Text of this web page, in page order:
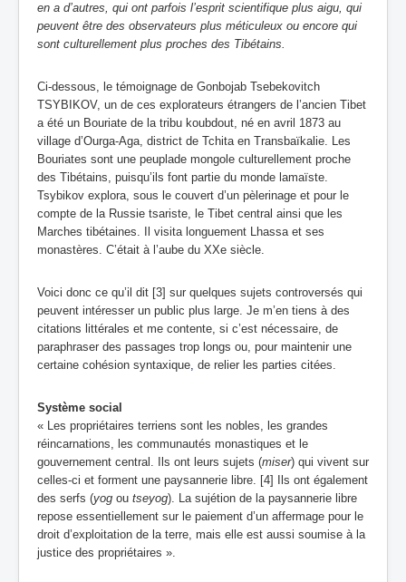
en a d’autres, qui ont parfois l’esprit scientifique plus aigu, qui
peuvent être des observateurs plus méticuleux ou encore qui
sont culturellement plus proches des Tibétains.
Ci-dessous, l e témoignage de Gonbojab Tsebekovitch
TSYBIKOV, un de ces explorateurs étrangers de l’ancien Tibet
a été un Bouriate de la tribu koubdout, né en avril 1873 au
village d’Ourga-Aga, district de Tchita en Transbaïkalie. Les
Bouriates sont une peuplade mongole culturellement proche
des Tibétains, puisqu’ils font partie du monde lamaïste.
Tsybikov explora, sous le couvert d’un pèlerinage et pour le
compte de la Russie tsariste, le Tibet central ainsi que les
Marches tibétaines. Il visita longuement Lhassa et ses
monastères. C’était à l’aube du XXe siècle.
Voici donc ce qu’il dit [3] sur quelques sujets controversés qui
peuvent intéresser un public plus large. Je m’en tiens à des
citations littérales et me contente, si c’est nécessaire, de
paraphraser des passages trop longs ou, pour maintenir une
certaine cohésion syntaxique, de relier les parties citées.
Système social
« Les propriétaires terriens sont les nobles, les grandes
réincarnations, les communautés monastiques et le
gouvernement central. Ils ont leurs sujets (miser) qui vivent sur
celles-ci et forment une paysannerie libre. [4] Ils ont également
des serfs (yog ou tseyog). La sujétion de la paysannerie libre
repose essentiellement sur le paiement d’un affermage pour le
droit d’exploitation de la terre, mais elle est aussi soumise à la
justice des propriétaires ».